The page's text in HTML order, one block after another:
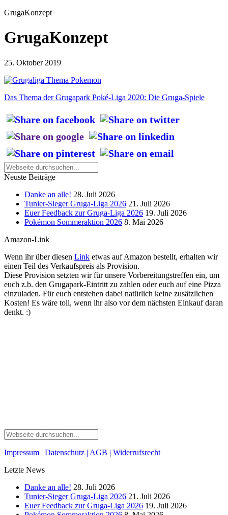
GrugaKonzept
GrugaKonzept
25. Oktober 2019
Das Thema der Grugapark Poké-Liga 2020: Die Gruga-Spiele
Neuste Beiträge
Danke an alle! 28. Juli 2026
Tunier-Sieger Gruga-Liga 2026 21. Juli 2026
Euer Feedback zur Gruga-Liga 2026 19. Juli 2026
Pokémon Sommeraktion 2026 8. Mai 2026
Amazon-Link
Wenn ihr über diesen Link etwas auf Amazon bestellt, erhalten wir
einen Teil des Verkaufspreis als Provision.
Diese Provision setzten wir für unsere Vorbereitungstreffen ein, um
euch z.b. den Grugapark-Eintritt zu zahlen oder euch auf eine Pizza
einzuladen. Für euch entstehen dabei natürlich keine zusätzlichen
Kosten! Es wäre toll, wenn ihr also vor dem nächsten Einkauf daran
denkt. :)
Impressum | Datenschutz | AGB | Widerrufsrecht
Letzte News
Danke an alle! 28. Juli 2026
Tunier-Sieger Gruga-Liga 2026 21. Juli 2026
Euer Feedback zur Gruga-Liga 2026 19. Juli 2026